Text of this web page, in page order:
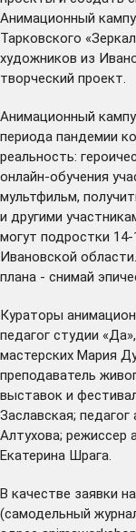
Анимационный
Тарковского
художников из
творческий проект.
Анимационный
периода пандемии
реальность:
онлайн-обучения
мультфильм,
и другими
могут подростки
Ивановской
плана - снимай
Кураторы
педагог студии
мастерских Мария
преподаватель
выставок и
Заславская;
Алтухова; режиссер
Екатерина Шрага.
В качестве заявки
(самодельный